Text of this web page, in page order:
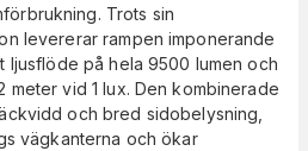
Trots sin
levererar rampen imponerande
ljusflöde på hela 9500 lumen och
vid 1 lux. Den kombinerade
och bred sidobelysning,
vägkanterna och ökar